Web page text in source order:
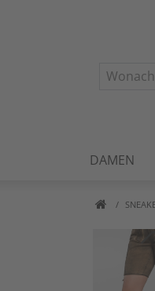
DAMEN